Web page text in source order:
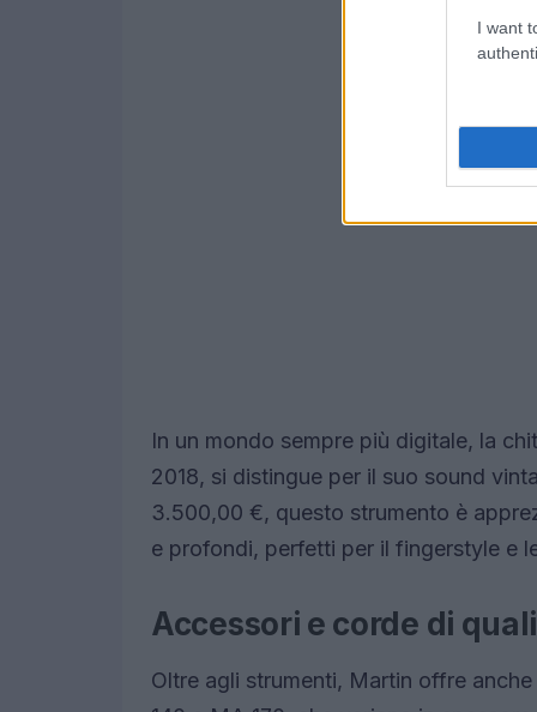
I want
In un mondo sempre più digitale, la
2018, si distingue per il suo sound
3.500,00 €, questo strumento è
e profondi, perfetti per il fingerstyle e
Accessori e corde di
Oltre agli strumenti, Martin offre